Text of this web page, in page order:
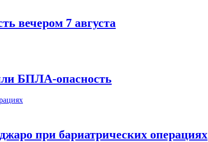
вечером 7 августа
БПЛА-опасность
при бариатрических операциях